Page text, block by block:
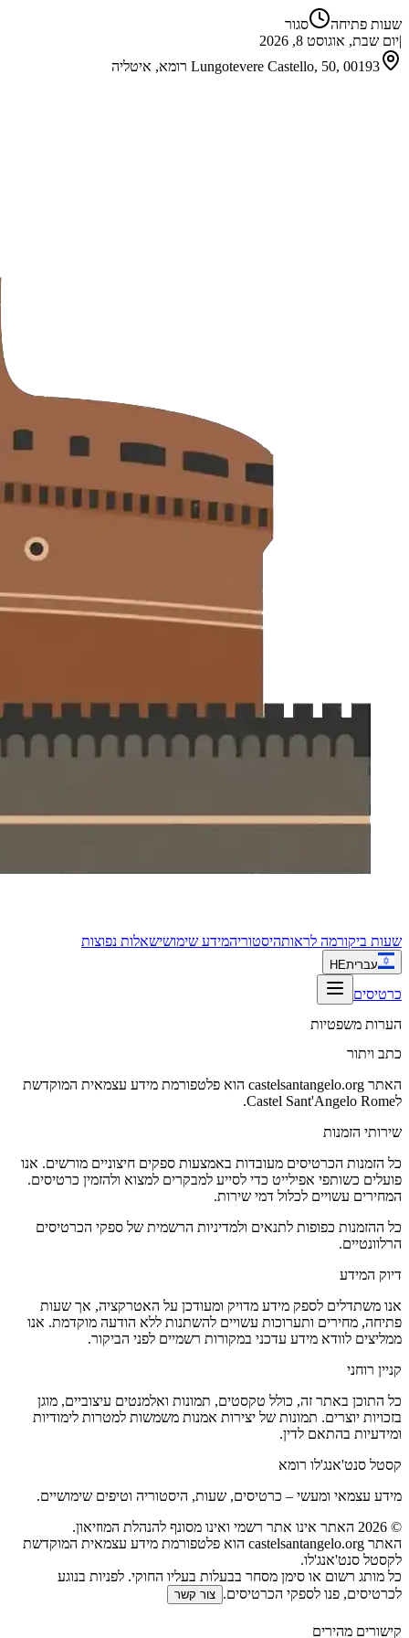
שעות פתיחה
סגור
|יום שבת, אוגוסט 8, 2026
Lungotevere Castello, 50, 00193 רומא, איטליה
שעות ביקורמה לראותהיסטוריהמידע שימושישאלות נפוצות
עבריתHE
כרטיסים
הערות משפטיות
כתב ויתור
האתר castelsantangelo.org הוא פלטפורמת מידע עצמאית המוקדשת
לCastel Sant'Angelo Rome.
שירותי הזמנות
כל הזמנות הכרטיסים מעובדות באמצעות ספקים חיצוניים מורשים. אנו
פועלים כשותפי אפילייט כדי לסייע למבקרים למצוא ולהזמין כרטיסים.
המחירים עשויים לכלול דמי שירות.
כל ההזמנות כפופות לתנאים ולמדיניות הרשמית של ספקי הכרטיסים
הרלוונטיים.
דיוק המידע
אנו משתדלים לספק מידע מדויק ומעודכן על האטרקציה, אך שעות
פתיחה, מחירים ותערוכות עשויים להשתנות ללא הודעה מוקדמת. אנו
ממליצים לוודא מידע עדכני במקורות רשמיים לפני הביקור.
קניין רוחני
כל התוכן באתר זה, כולל טקסטים, תמונות ואלמנטים עיצוביים, מוגן
בזכויות יוצרים. תמונות של יצירות אמנות משמשות למטרות לימודיות
ומידעיות בהתאם לדין.
קסטל סנט'אנג'לו רומא
מידע עצמאי ומעשי – כרטיסים, שעות, היסטוריה וטיפים שימושיים.
©
2026 האתר אינו אתר רשמי ואינו מסונף להנהלת המוזיאון.
האתר castelsantangelo.org הוא פלטפורמת מידע עצמאית המוקדשת
לקסטל סנט'אנג'לו.
כל מותג רשום או סימן מסחר בבעלות בעליו החוקי. לפניות בנוגע
לכרטיסים, פנו לספקי הכרטיסים. צור קשר
קישורים מהירים